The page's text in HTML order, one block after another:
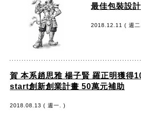
最佳包裝設計
2018.12.11 ( 週
賀 本系趙思雅 楊子賢 羅正明獲得
start創新創業計畫 50萬元補助
2018.08.13 ( 週一. )